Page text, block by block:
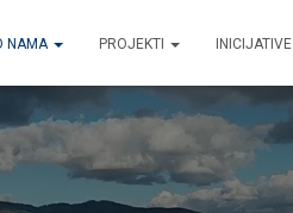
NAMA PROJEKTI INICIJATIVE